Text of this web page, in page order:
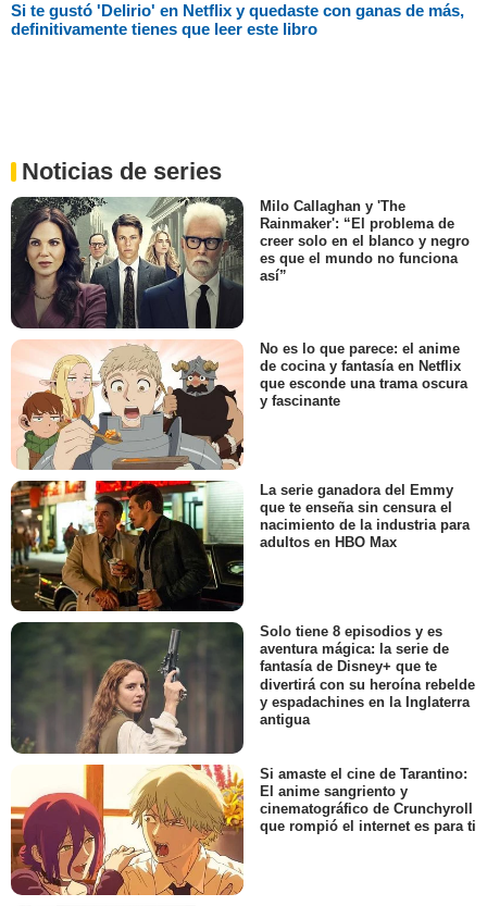
Si te gustó 'Delirio' en Netflix y quedaste con ganas de más,
definitivamente tienes que leer este libro
Noticias de series
Milo Callaghan y 'The
Rainmaker': “El problema de
creer solo en el blanco y negro
es que el mundo no funciona
así”
No es lo que parece: el anime
de cocina y fantasía en Netflix
que esconde una trama oscura
y fascinante
La serie ganadora del Emmy
que te enseña sin censura el
nacimiento de la industria para
adultos en HBO Max
Solo tiene 8 episodios y es
aventura mágica: la serie de
fantasía de Disney+ que te
divertirá con su heroína rebelde
y espadachines en la Inglaterra
antigua
Si amaste el cine de Tarantino:
El anime sangriento y
cinematográfico de Crunchyroll
que rompió el internet es para ti